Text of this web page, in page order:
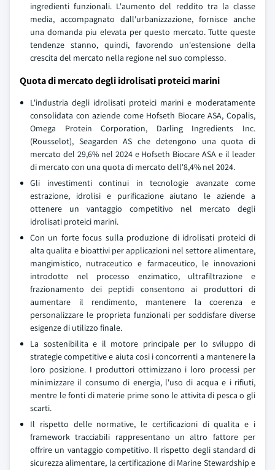
ingredienti funzionali. L'aumento del reddito tra la classe
media, accompagnato dall'urbanizzazione, fornisce anche
una domanda piu elevata per questo mercato. Tutte queste
tendenze stanno, quindi, favorendo un'estensione della
crescita del mercato nella regione nel suo complesso.
Quota di mercato degli idrolisati proteici marini
L'industria degli idrolisati proteici marini e moderatamente
consolidata con aziende come Hofseth Biocare ASA, Copalis,
Omega Protein Corporation, Darling Ingredients Inc.
(Rousselot), Seagarden AS che detengono una quota di
mercato del 29,6% nel 2024 e Hofseth Biocare ASA e il leader
di mercato con una quota di mercato dell'8,4% nel 2024.
Gli investimenti continui in tecnologie avanzate come
estrazione, idrolisi e purificazione aiutano le aziende a
ottenere un vantaggio competitivo nel mercato degli
idrolisati proteici marini.
Con un forte focus sulla produzione di idrolisati proteici di
alta qualita e bioattivi per applicazioni nel settore alimentare,
mangimistico, nutraceutico e farmaceutico, le innovazioni
introdotte nel processo enzimatico, ultrafiltrazione e
frazionamento dei peptidi consentono ai produttori di
aumentare il rendimento, mantenere la coerenza e
personalizzare le proprieta funzionali per soddisfare diverse
esigenze di utilizzo finale.
La sostenibilita e il motore principale per lo sviluppo di
strategie competitive e aiuta cosi i concorrenti a mantenere la
loro posizione. I produttori ottimizzano i loro processi per
minimizzare il consumo di energia, l'uso di acqua e i rifiuti,
mentre le fonti di materie prime sono le attivita di pesca o gli
scarti.
Il rispetto delle normative, le certificazioni di qualita e i
framework tracciabili rappresentano un altro fattore per
offrire un vantaggio competitivo. Il rispetto degli standard di
sicurezza alimentare, la certificazione di Marine Stewardship e